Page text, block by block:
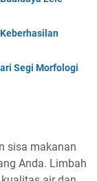
Segi Morfologi
sisa makanan
Anda. Limbah